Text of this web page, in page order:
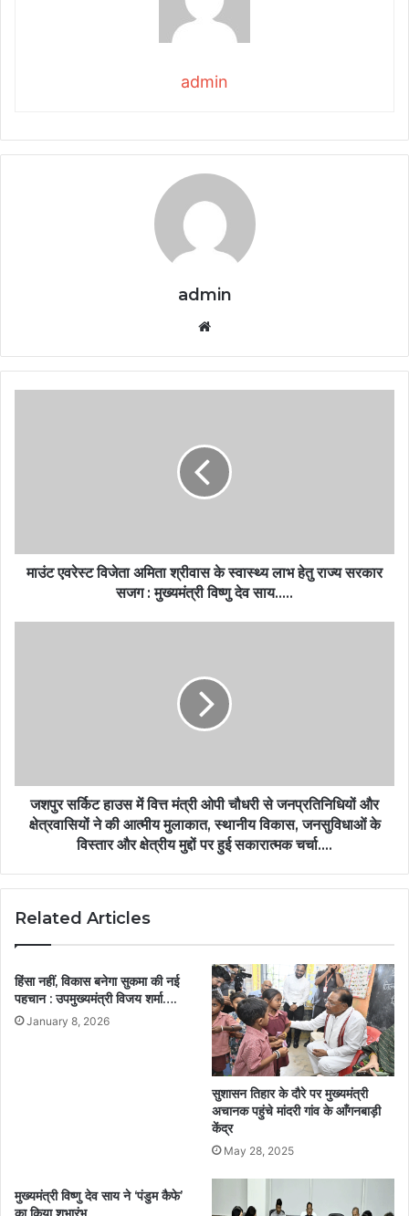
admin
admin
माउंट एवरेस्ट विजेता अमिता श्रीवास के स्वास्थ्य लाभ हेतु राज्य सरकार
सजग : मुख्यमंत्री विष्णु देव साय…..
जशपुर सर्किट हाउस में वित्त मंत्री ओपी चौधरी से जनप्रतिनिधियों और
क्षेत्रवासियों ने की आत्मीय मुलाकात, स्थानीय विकास, जनसुविधाओं के
विस्तार और क्षेत्रीय मुद्दों पर हुई सकारात्मक चर्चा….
Related Articles
हिंसा नहीं, विकास बनेगा सुकमा की नई
पहचान : उपमुख्यमंत्री विजय शर्मा….
January 8, 2026
सुशासन तिहार के दौरे पर मुख्यमंत्री
अचानक पहुंचे मांदरी गांव के आँगनबाड़ी
केंद्र
May 28, 2025
मुख्यमंत्री विष्णु देव साय ने ‘पंडुम कैफे’